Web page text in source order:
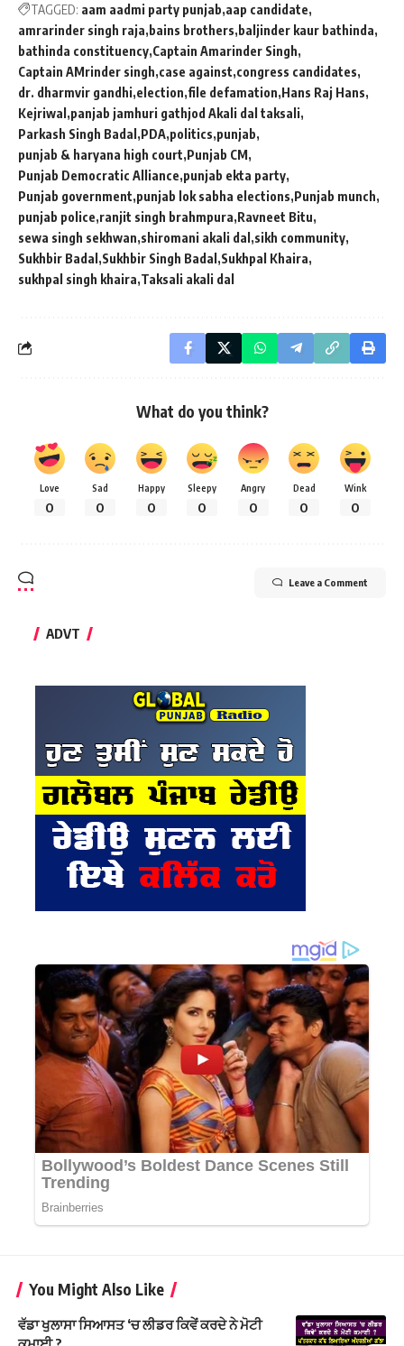
TAGGED: aam aadmi party punjab aap candidate
amrarinder singh raja bains brothers baljinder kaur bathinda
bathinda constituency Captain Amarinder Singh
Captain AMrinder singh case against congress candidates
dr. dharmvir gandhi election file defamation Hans Raj Hans
Kejriwal panjab jamhuri gathjod Akali dal taksali
Parkash Singh Badal PDA politics punjab
punjab & haryana high court Punjab CM
Punjab Democratic Alliance punjab ekta party
Punjab government punjab lok sabha elections Punjab munch
punjab police ranjit singh brahmpura Ravneet Bitu
sewa singh sekhwan shiromani akali dal sikh community
Sukhbir Badal Sukhbir Singh Badal Sukhpal Khaira
sukhpal singh khaira Taksali akali dal
What do you think?
Love
0
Sad
0
Happy
0
Sleepy
0
Angry
0
Dead
0
Wink
0
Leave a Comment
ADVT
You Might Also Like
ਵੱਡਾ ਖੁਲਾਸਾ ਸਿਆਸਤ ‘ਚ ਲੀਡਰ ਕਿਵੇਂ ਕਰਦੇ ਨੇ ਮੋਟੀ